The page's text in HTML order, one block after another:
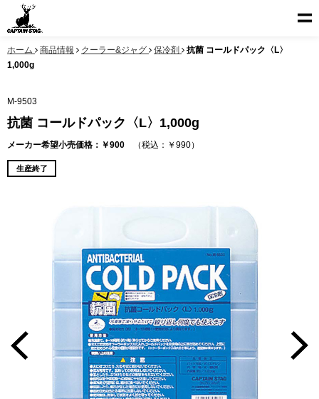
ホーム 商品情報 クーラー&ジャグ 保冷剤
抗菌 コールドパック〈L〉
1,000g
M-9503
抗菌 コールドパック〈L〉1,000g
メーカー希望小売価格：￥900 （税込：￥990）
生産終了